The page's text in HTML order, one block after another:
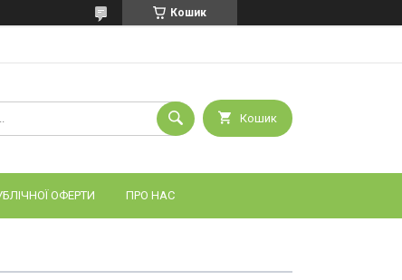
Кошик
Кошик
ОФЕРТИ ПРО НАС